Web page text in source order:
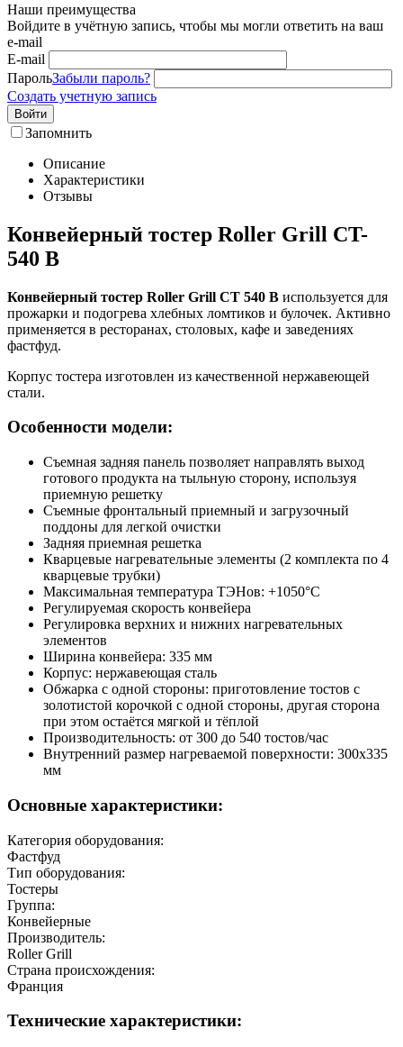
Наши преимущества
Войдите в учётную запись, чтобы мы могли ответить на ваш
e-mail
E-mail
ПарольЗабыли пароль?
Создать учетную запись
Войти
Запомнить
Описание
Характеристики
Отзывы
Конвейерный тостер Roller Grill CT-
540 B
Конвейерный тостер Roller Grill CT 540 B используется для
прожарки и подогрева хлебных ломтиков и булочек. Активно
применяется в ресторанах, столовых, кафе и заведениях
фастфуд.
Корпус тостера изготовлен из качественной нержавеющей
стали.
Особенности модели:
Съемная задняя панель позволяет направлять выход
готового продукта на тыльную сторону, используя
приемную решетку
Съемные фронтальный приемный и загрузочный
поддоны для легкой очистки
Задняя приемная решетка
Кварцевые нагревательные элементы (2 комплекта по 4
кварцевые трубки)
Максимальная температура ТЭНов: +1050°С
Регулируемая скорость конвейера
Регулировка верхних и нижних нагревательных
элементов
Ширина конвейера: 335 мм
Корпус: нержавеющая сталь
Обжарка с одной стороны: приготовление тостов с
золотистой корочкой с одной стороны, другая сторона
при этом остаётся мягкой и тёплой
Производительность: от 300 до 540 тостов/час
Внутренний размер нагреваемой поверхности: 300х335
мм
Основные характеристики:
Категория оборудования:
Фастфуд
Тип оборудования:
Тостеры
Группа:
Конвейерные
Производитель:
Roller Grill
Страна происхождения:
Франция
Технические характеристики: